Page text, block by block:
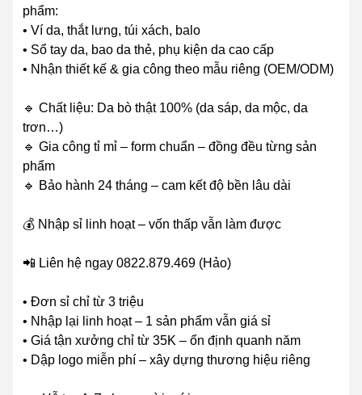
phẩm:
• Ví da, thắt lưng, túi xách, balo
• Sổ tay da, bao da thẻ, phụ kiện da cao cấp
• Nhận thiết kế & gia công theo mẫu riêng (OEM/ODM)
🔹 Chất liệu: Da bò thật 100% (da sáp, da mộc, da
trơn…)
🔹 Gia công tỉ mỉ – form chuẩn – đồng đều từng sản
phẩm
🔹 Bảo hành 24 tháng – cam kết độ bền lâu dài
💰 Nhập sỉ linh hoạt – vốn thấp vẫn làm được
📲 Liên hệ ngay 0822.879.469 (Hảo)
• Đơn sỉ chỉ từ 3 triệu
• Nhập lại linh hoạt – 1 sản phẩm vẫn giá sỉ
• Giá tận xưởng chỉ từ 35K – ổn định quanh năm
• Dập logo miễn phí – xây dựng thương hiệu riêng